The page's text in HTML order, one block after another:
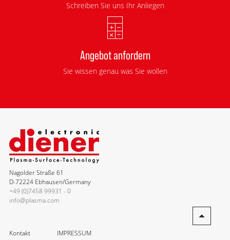
Schreiben Sie uns Ihr Anliegen
Angebot anfordern
Sie wissen genau was Sie wollen
Nagolder Straße 61
D-72224 Ebhausen/Germany
+49 (0)7458 99931 - 0
info@plasma.com
Kontakt
IMPRESSUM